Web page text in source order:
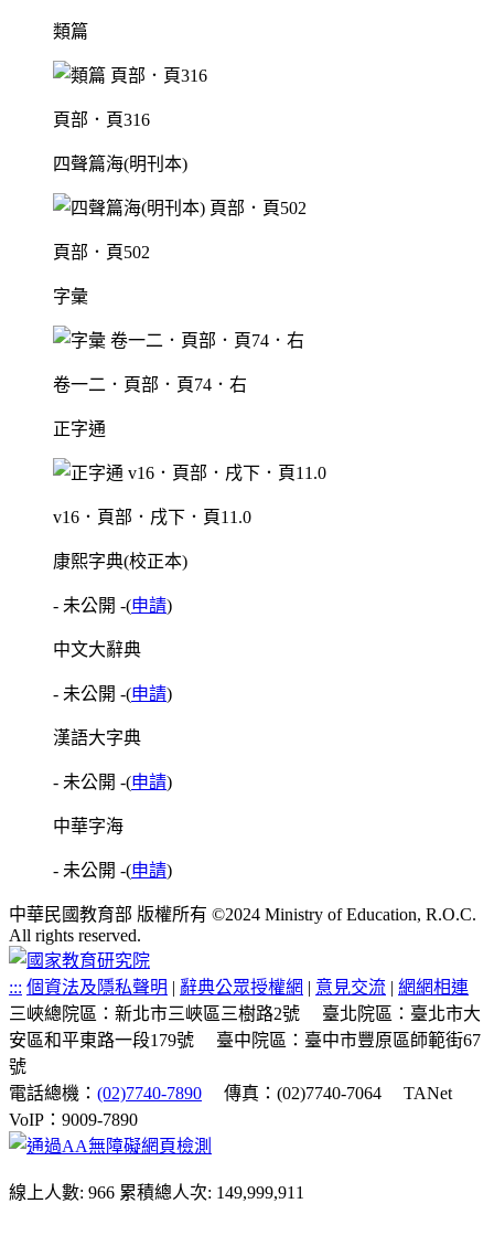
類篇
頁部．頁316
四聲篇海(明刊本)
頁部．頁502
字彙
卷一二．頁部．頁74．右
正字通
v16．頁部．戌下．頁11.0
康熙字典(校正本)
- 未公開 -(申請)
中文大辭典
- 未公開 -(申請)
漢語大字典
- 未公開 -(申請)
中華字海
- 未公開 -(申請)
中華民國教育部 版權所有 ©2024 Ministry of Education, R.O.C.
All rights reserved.
::: 個資法及隱私聲明 | 辭典公眾授權網 | 意見交流 | 網網相連
三峽總院區：新北市三峽區三樹路2號
臺北院區：臺北市大
安區和平東路一段179號
臺中院區：臺中市豐原區師範街67
號
電話總機： (02)7740-7890 傳真：(02)7740-7064
TANet
VoIP：9009-7890
線上人數: 966 累積總人次: 149,999,911